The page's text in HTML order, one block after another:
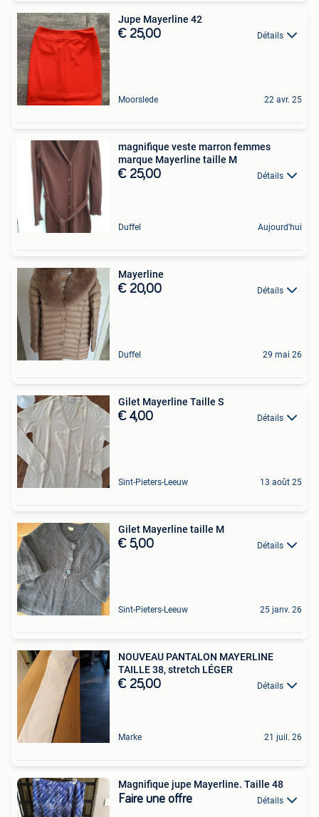
Jupe Mayerline 42
€ 25,00 Détails
Moorslede 22 avr. 25
magnifique veste marron femmes
marque Mayerline taille M
€ 25,00 Détails
Duffel Aujourd'hui
Mayerline
€ 20,00 Détails
Duffel 29 mai 26
Gilet Mayerline Taille S
€ 4,00 Détails
Sint-Pieters-Leeuw 13 août 25
Gilet Mayerline taille M
€ 5,00 Détails
Sint-Pieters-Leeuw 25 janv. 26
NOUVEAU PANTALON MAYERLINE
TAILLE 38, stretch LÉGER
€ 25,00 Détails
Marke 21 juil. 26
Magnifique jupe Mayerline. Taille 48
Faire une offre Détails